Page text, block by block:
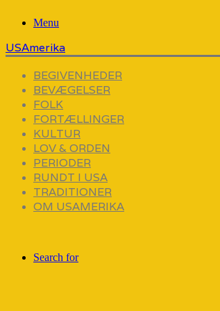
Menu
USAmerika
BEGIVENHEDER
BEVÆGELSER
FOLK
FORTÆLLINGER
KULTUR
LOV & ORDEN
PERIODER
RUNDT I USA
TRADITIONER
OM USAMERIKA
Search for